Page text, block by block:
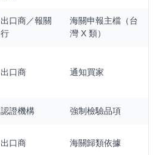
出口商／報關
行
海關申報主檔（台
灣 X 類）
出口商 通知買家
認證機構 強制檢驗品項
出口商 海關歸類依據